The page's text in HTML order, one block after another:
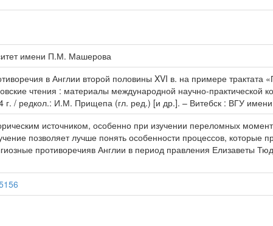
имени П.М. Машерова
в Англии второй половины XVI в. на примере
чтения : материалы международной научно-практической
г. / редкол.: И.М. Прищепа (гл. ред.) [и др.]. – Витебск : ВГУ
источником, особенно при изучении переломных
позволяет лучше понять особенности процессов, которые
противоречияв Англии в период правления Елизаветы